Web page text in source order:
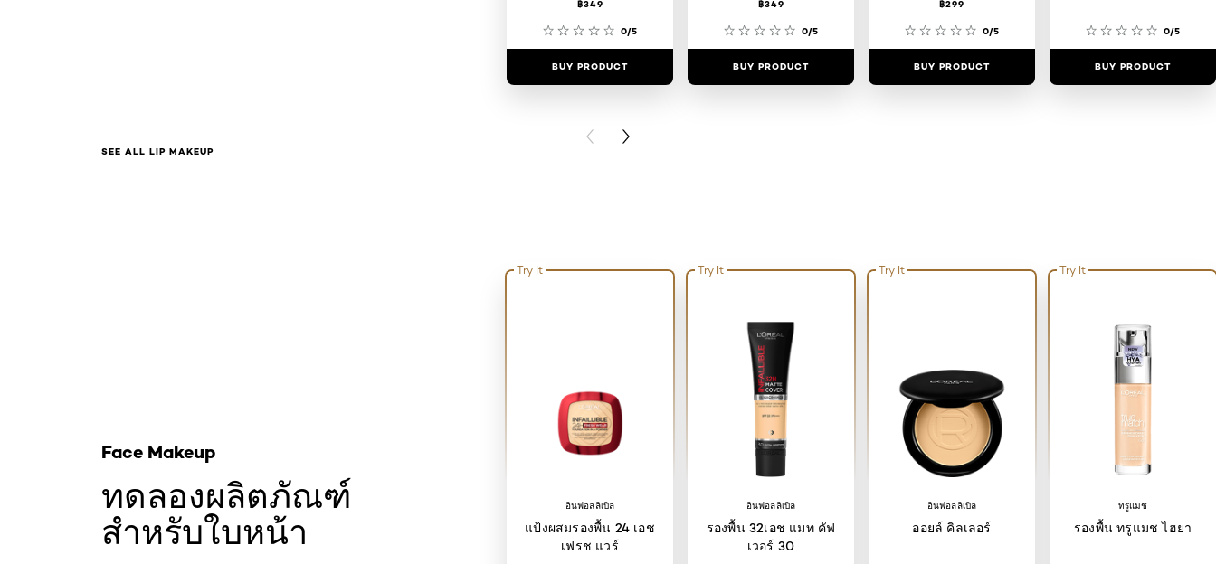
฿349
0/5
BUY PRODUCT
฿349
0/5
BUY PRODUCT
฿299
0/5
BUY PRODUCT
0/5
BUY PRODUCT
PREVIOUS CARD
NEXT CARD
SEE ALL LIP MAKEUP
ทดลองผลิตภัณฑ์
สำหรับใบหน้า
Face Makeup
Try It
อินฟอลลิเบิล
แป้งผสมรองพื้น 24 เอช
เฟรช แวร์
Try It
อินฟอลลิเบิล
รองพื้น 32เอช แมท คัฟ
เวอร์ 30
Try It
อินฟอลลิเบิล
ออยล์ คิลเลอร์
Try It
ทรูแมช
รองพื้น ทรูแมช ไฮยา